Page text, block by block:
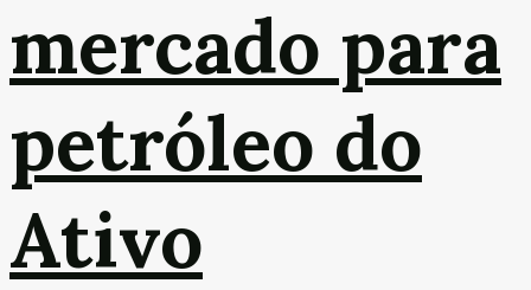
mercado para
petróleo do
Ativo